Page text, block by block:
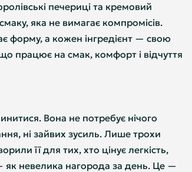
печериці та кремовий
яка не вимагає компромісів.
форму, а кожен інгредієнт — свою
працює на смак, комфорт і відчуття
Вона не потребує нічого
ні зайвих зусиль. Лише трохи
її для тих, хто цінує легкість,
як невелика нагорода за день. Це —